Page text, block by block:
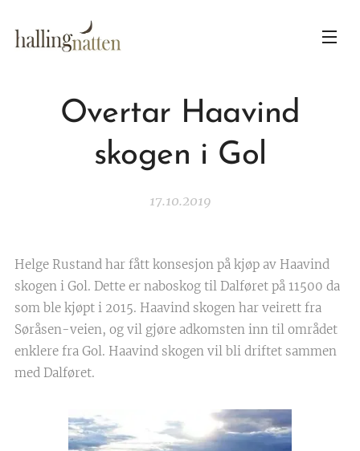
Overtar Haavind
skogen i Gol
17.10.2019
Helge Rustand har fått konsesjon på kjøp av Haavind
skogen i Gol. Dette er naboskog til Dalføret på 11500 da
som ble kjøpt i 2015. Haavind skogen har veirett fra
Søråsen-veien, og vil gjøre adkomsten inn til området
enklere fra Gol. Haavind skogen vil bli driftet sammen
med Dalføret.